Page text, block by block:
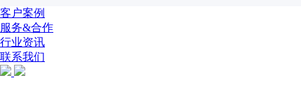
客户案例
服务&合作
行业资讯
联系我们